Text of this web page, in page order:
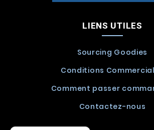
LIENS UTILES
Sourcing Goodies
Conditions
Comment passer
Contactez-nous